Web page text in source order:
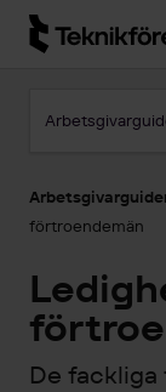
Hoppa till
förtroendemän
De